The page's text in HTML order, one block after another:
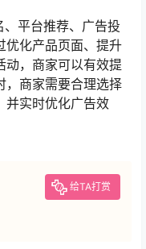
平台推荐、广告投
优化产品页面、提升
动，商家可以有效提
，商家需要合理选择
并实时优化广告效
给TA打赏